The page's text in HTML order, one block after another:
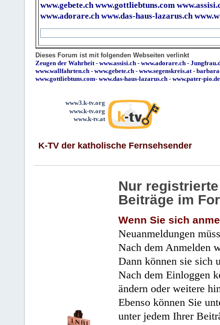
www.gebete.ch www.gottliebtuns.com
www.adorare.ch www.das-haus-lazarus.ch
Dieses Forum ist mit folgenden Webseiten verlinkt
Zeugen der Wahrheit- www.assisi.ch - www.adorare.ch -
www.wallfahrten.ch - www.gebete.ch - www.segenskreis.at-
www.gottliebtuns.com- www.das-haus-lazarus.ch - www.pater-pio.de
www3.k-tv.org
www.k-tv.org
www.k-tv.at
K-TV der katholische Fernsehsender
Nur
Beiträge im
Wenn Sie sich
Neuanmeldungen
Nach dem Anmelden
Dann können sie sich
Nach dem Einloggen
ändern oder weitere
Ebenso können Sie
unter jedem Ihrer